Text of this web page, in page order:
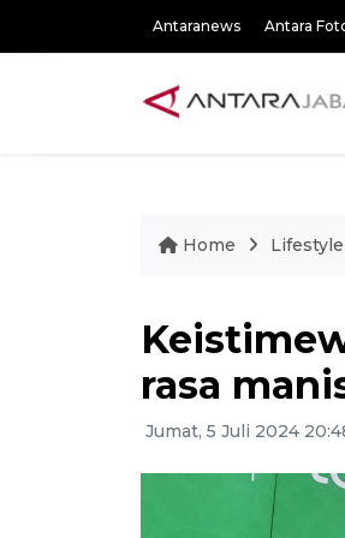
Antaranews Antara
Home Lifestyle
rasa
Jumat, 5 Juli 2024